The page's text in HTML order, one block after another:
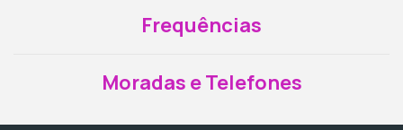
Frequências
Moradas e Telefones